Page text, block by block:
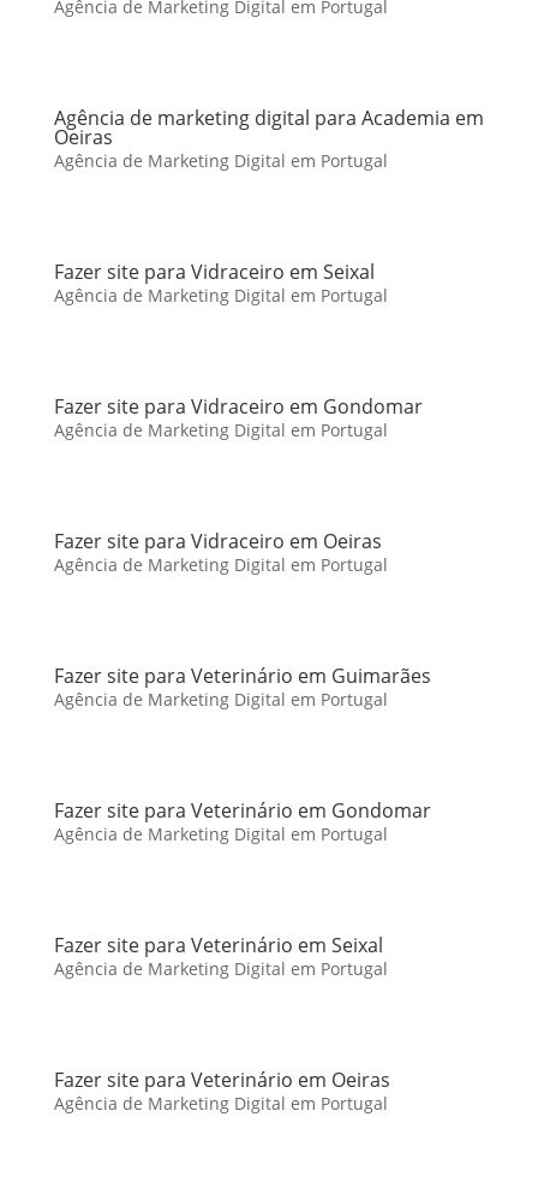
Agência de Marketing Digital em Portugal
Agência de marketing digital para Academia em
Oeiras
Agência de Marketing Digital em Portugal
Fazer site para Vidraceiro em Seixal
Agência de Marketing Digital em Portugal
Fazer site para Vidraceiro em Gondomar
Agência de Marketing Digital em Portugal
Fazer site para Vidraceiro em Oeiras
Agência de Marketing Digital em Portugal
Fazer site para Veterinário em Guimarães
Agência de Marketing Digital em Portugal
Fazer site para Veterinário em Gondomar
Agência de Marketing Digital em Portugal
Fazer site para Veterinário em Seixal
Agência de Marketing Digital em Portugal
Fazer site para Veterinário em Oeiras
Agência de Marketing Digital em Portugal